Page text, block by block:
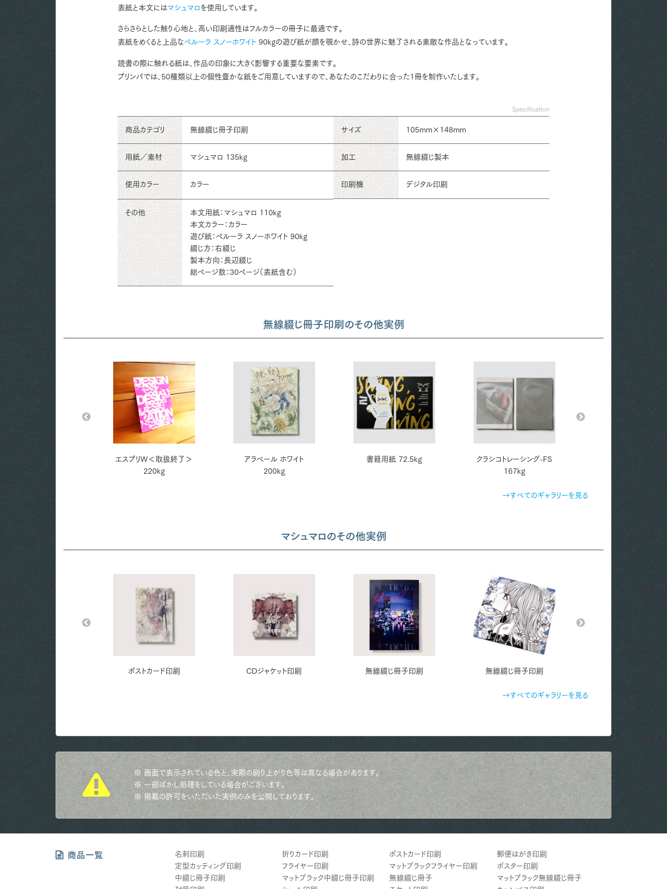
表紙と本文にはマシュマロ を使用しています。
さらさらとした触り心地と、高い印刷適性はフルカラーの冊子に最適です。
表紙をめくると上品なペルーラ スノーホワイト90kgの遊び紙が顔を覗かせ、詩の世界に魅了される素敵な作品となっています。
読書の際に触れる紙は、作品の印象に大きく影響する重要な要素です。
プリンパでは、50種類以上の個性豊かな紙をご用意していますので、あなたのこだわりに合った1冊を制作いたします。
Specification
商品カテゴリ 無線綴じ冊子印刷 サイズ 105mm×148mm
用紙／素材 マシュマロ 135kg 加工 無線綴じ製本
使用カラー カラー 印刷機 デジタル印刷
その他
本文用紙：マシュマロ 110kg
本文カラー：カラー
遊び紙：ペルーラ スノーホワイト 90kg
綴じ方：右綴じ
製本方向：長辺綴じ
総ページ数：30ページ（表紙含む）
無線綴じ冊子印刷のその他実例
エスプリW＜取扱終了＞
220kg
アラベール ホワイト
200kg
書籍用紙 72.5kg
クラシコトレーシング-FS
167kg
→すべてのギャラリーを見る
マシュマロのその他実例
ポストカード印刷 CDジャケット印刷 無線綴じ冊子印刷 無線綴じ冊子印刷
→すべてのギャラリーを見る
※ 画面で表示されている色と、実際の刷り上がり色等は異なる場合があります。
※ 一部ぼかし処理をしている場合がございます。
※ 掲載の許可をいただいた実例のみを公開しております。
商品一覧 名刺印刷 折りカード印刷 ポストカード印刷
郵便はがき印刷
定型カッティング印刷
フライヤー印刷 マットブラックフライヤー印刷
ポスター印刷
中綴じ冊子印刷
マットブラック中綴じ冊子印刷 無線綴じ冊子
マットブラック無線綴じ冊子